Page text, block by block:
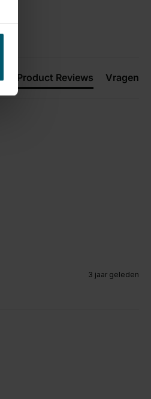
Product Reviews Vragen
3 jaar geleden